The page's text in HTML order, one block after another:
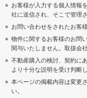
お客様が入力する個人情報
社に送信され、そこで管理さ
お問い合わせをされたお客
物件に関するお客様のお問
関与いたしません。取扱会
不動産購入の検討、契約に
より十分な説明を受け判断
本ページの掲載内容は変更
い。